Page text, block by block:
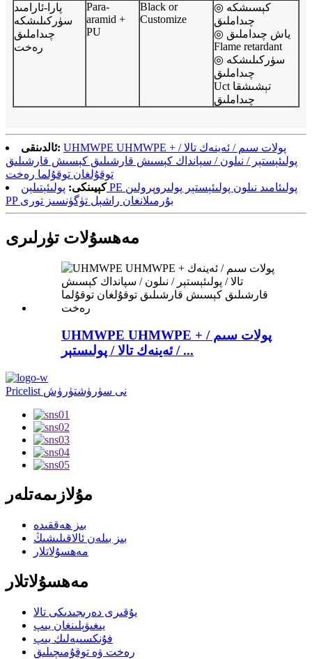
پارا-ئارامىد
سۈركىلىشكە
چىداملىق
رەخت
Para-
aramid +
PU
Black or
Customize
◎ كېسىشكە
چىداملىق
◎ ياش چىداملىق
Flame retardant
◎ سۈركىلىشكە
چىداملىق
Uct تېشىشقا
چىداملىق
ئالدىنقى: UHMWPE UHMWPE + پولات سىم / ئەينەك تالا /
پولىئېستېر / نىلون / سپانداك كېسىش قارشىلىق كېسىش قارشىلىق
توقۇلغان توقۇلما رەخت
كېيىنكى: پولىئېتىلېن PE پولىئامىد نىلون پولىئېستېر پولىروپرولىن
PP بۇرمىلانغان راشېل تۈگۈنسىز تورى
مەھسۇلات تۈرلىرى
UHMWPE UHMWPE + پولات سىم /
ئەينەك تالا / پولىستېر / ...
Pricelist نى سۈرۈشتۈرۈش
مۇلازىمەتلەر
بىز ھەققىدە
بىز بىلەن ئالاقىلىشىڭ
مەھسۇلاتلار
مەھسۇلاتلار
يۇقىرى دەرىجىدىكى تالا
يىغىۋېلىنغان يىپ
فۇنكسىيەلىك يىپ
رەخت ۋە توقۇمىچىلىق